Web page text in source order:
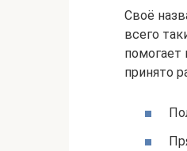
Своё
всего
помогает
принято